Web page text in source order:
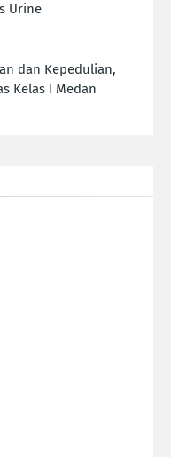
Urine
dan Kepedulian,
Kelas I Medan